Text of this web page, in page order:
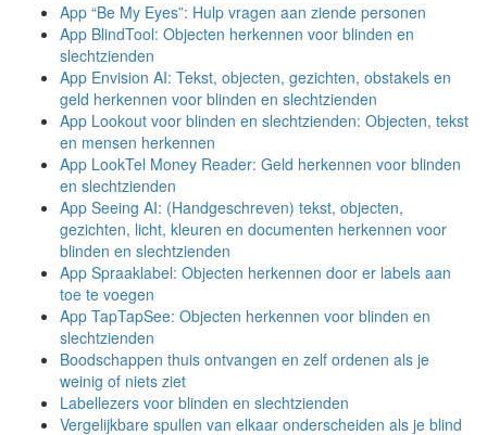
App “Be My Eyes”: Hulp vragen aan ziende personen
App BlindTool: Objecten herkennen voor blinden en
slechtzienden
App Envision AI: Tekst, objecten, gezichten, obstakels en
geld herkennen voor blinden en slechtzienden
App Lookout voor blinden en slechtzienden: Objecten, tekst
en mensen herkennen
App LookTel Money Reader: Geld herkennen voor blinden
en slechtzienden
App Seeing AI: (Handgeschreven) tekst, objecten,
gezichten, licht, kleuren en documenten herkennen voor
blinden en slechtzienden
App Spraaklabel: Objecten herkennen door er labels aan
toe te voegen
App TapTapSee: Objecten herkennen voor blinden en
slechtzienden
Boodschappen thuis ontvangen en zelf ordenen als je
weinig of niets ziet
Labellezers voor blinden en slechtzienden
Vergelijkbare spullen van elkaar onderscheiden als je blind